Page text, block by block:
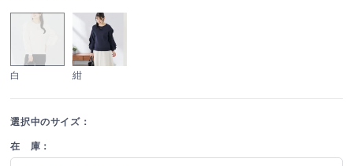
白 紺
選択中のサイズ：
在 庫：